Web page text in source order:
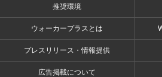
推奨環境
ウォーカープラスとは
プレスリリース・情報提供
広告掲載について